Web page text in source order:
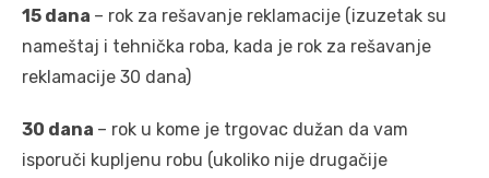
15 dana – rok za rešavanje reklamacije (izuzetak su
nameštaj i tehnička roba, kada je rok za rešavanje
reklamacije 30 dana)
30 dana – rok u kome je trgovac dužan da vam
isporuči kupljenu robu (ukoliko nije drugačije